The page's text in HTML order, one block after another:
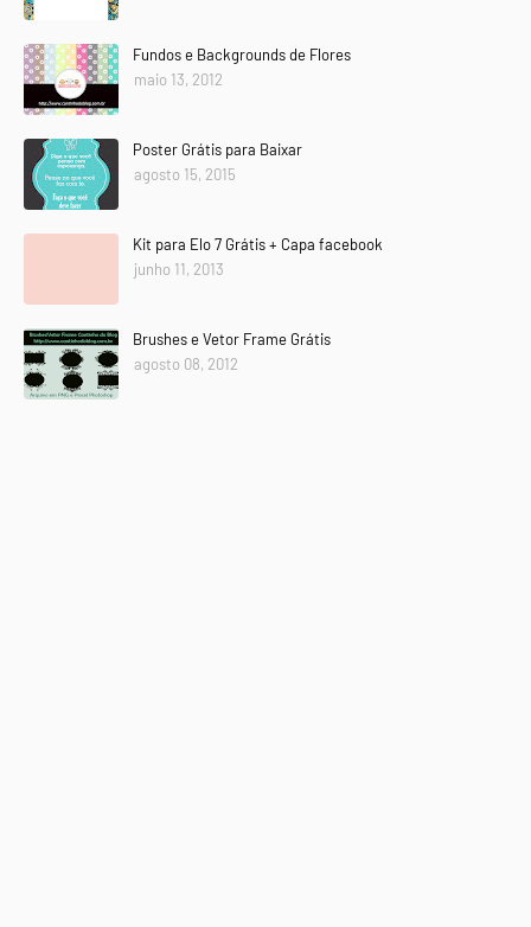
Fundos e Backgrounds de Flores
maio 13, 2012
Poster Grátis para Baixar
agosto 15, 2015
Kit para Elo 7 Grátis + Capa facebook
junho 11, 2013
Brushes e Vetor Frame Grátis
agosto 08, 2012